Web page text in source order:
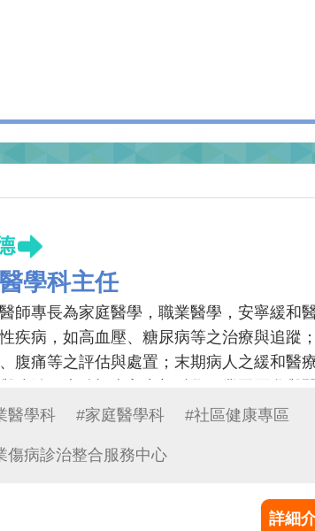
學科主任
師專長為家庭醫學，職業醫學，安寧緩和
疾病，如高血壓、糖尿病等之治療與追蹤
腹痛等之評估與處置；末期病人之緩和醫
醫學科
#家庭醫學科 #社區健康專區
傷病診治整合服務中心
詳細